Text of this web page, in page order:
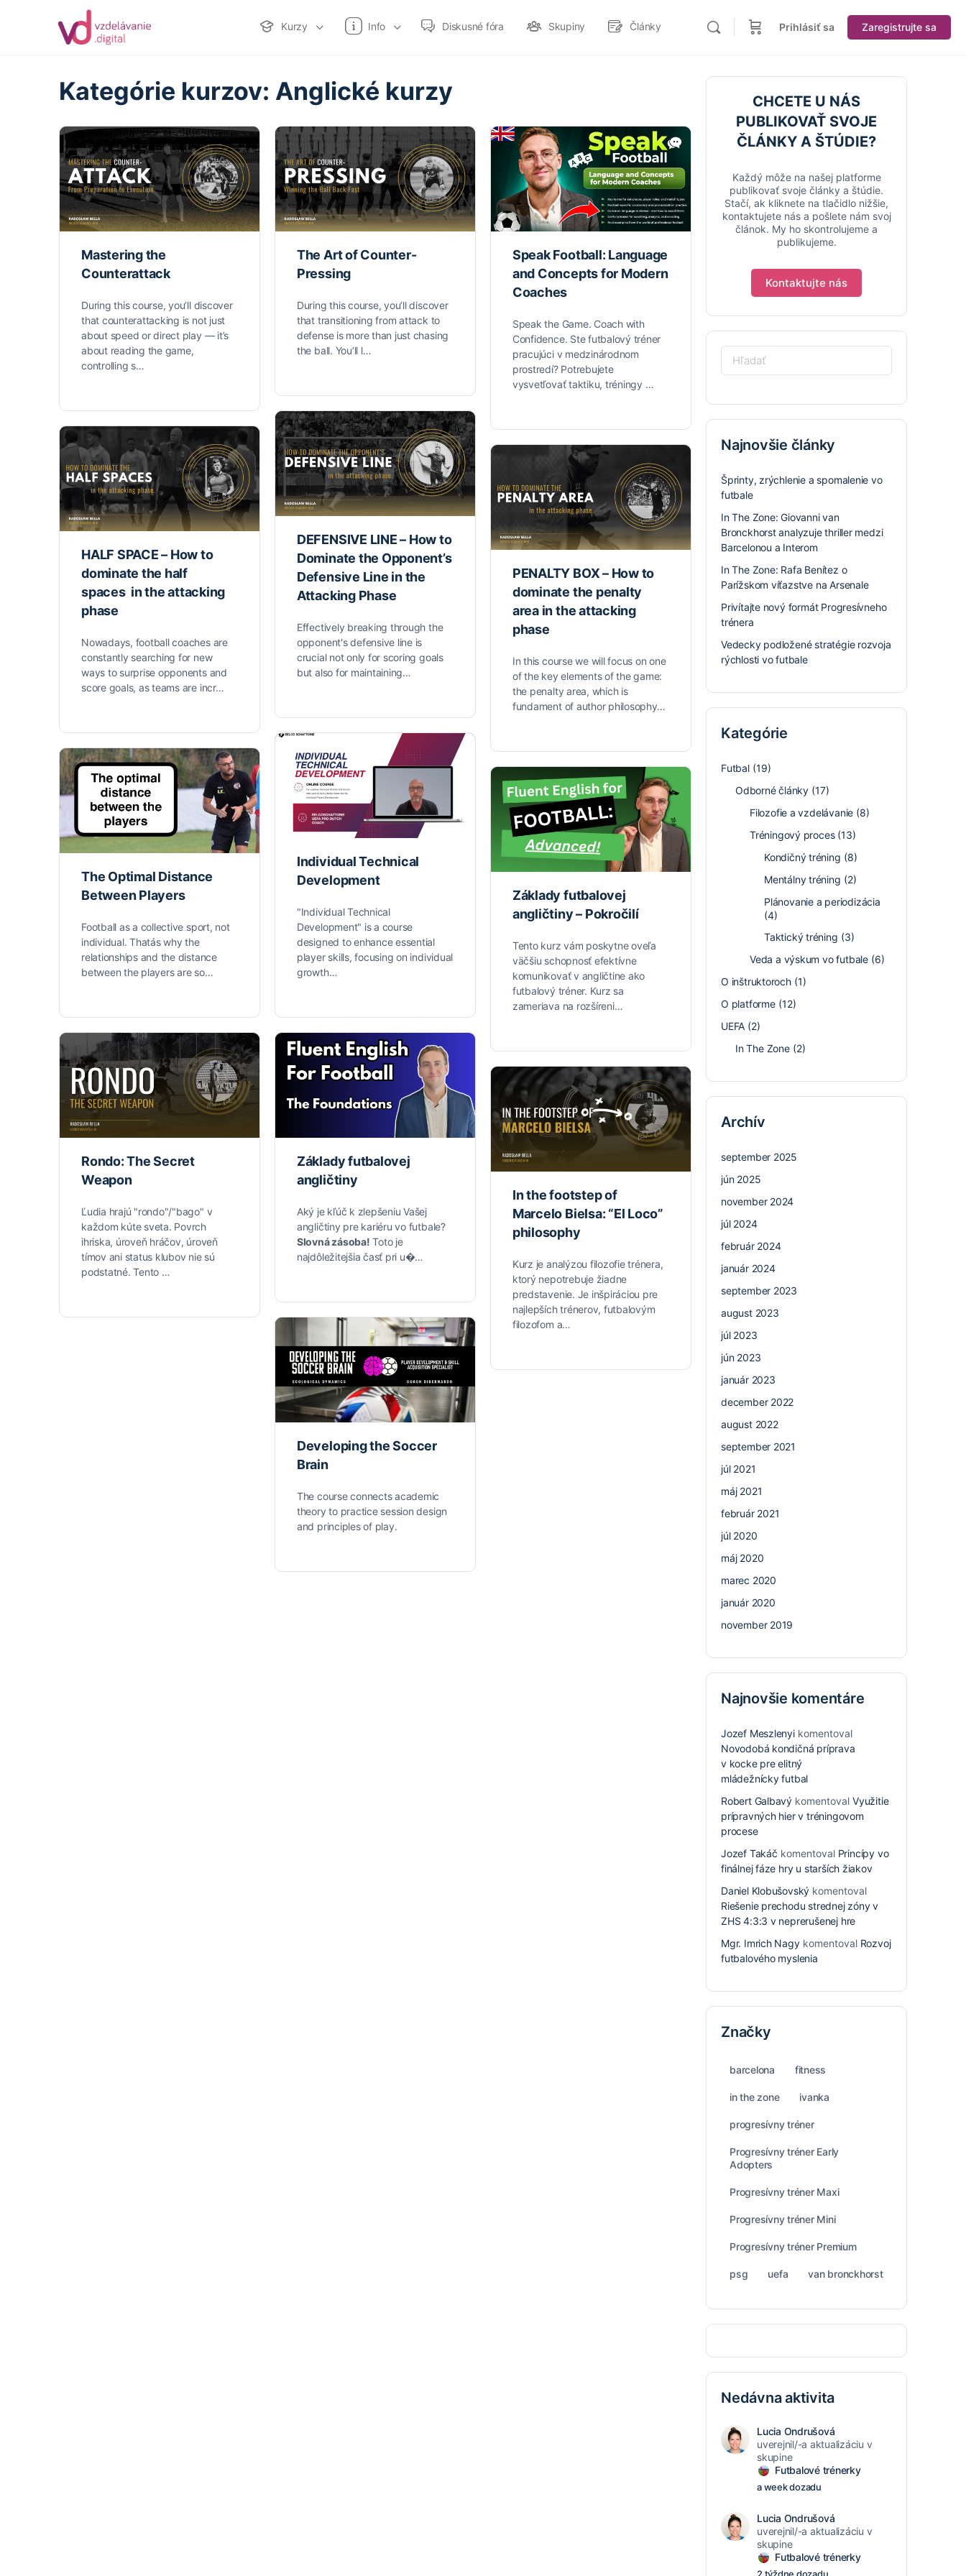
Kurzy Info Diskusné fóra Skupiny Články Prihlásiť sa Zaregistrujte sa
Kategórie kurzov: Anglické kurzy
Mastering the
Counterattack
During this course, you’ll discover
that counterattacking is not just
about speed or direct play — it’s
about reading the game,
controlling s…
The Art of Counter-
Pressing
During this course, you’ll discover
that transitioning from attack to
defense is more than just chasing
the ball. You’ll l…
Speak Football: Language
and Concepts for Modern
Coaches
Speak the Game. Coach with
Confidence. Ste futbalový tréner
pracujúci v medzinárodnom
prostredí? Potrebujete
vysvetľovať taktiku, tréningy …
DEFENSIVE LINE – How to
Dominate the Opponent’s
Defensive Line in the
Attacking Phase
Effectively breaking through the
opponent's defensive line is
crucial not only for scoring goals
but also for maintaining…
HALF SPACE – How to
dominate the half
spaces in the attacking
phase
Nowadays, football coaches are
constantly searching for new
ways to surprise opponents and
score goals, as teams are incr…
PENALTY BOX – How to
dominate the penalty
area in the attacking
phase
In this course we will focus on one
of the key elements of the game:
the penalty area, which is
fundament of author philosophy…
Individual Technical
Development
"Individual Technical
Development" is a course
designed to enhance essential
player skills, focusing on individual
growth…
The Optimal Distance
Between Players
Football as a collective sport, not
individual. Thatás why the
relationships and the distance
between the players are so…
Základy futbalovej
angličtiny – Pokročilí
Tento kurz vám poskytne oveľa
väčšiu schopnosť efektívne
komunikovať v angličtine ako
futbalový tréner. Kurz sa
zameriava na rozšíreni…
Rondo: The Secret
Weapon
Ľudia hrajú "rondo"/"bago" v
každom kúte sveta. Povrch
ihriska, úroveň hráčov, úroveň
tímov ani status klubov nie sú
podstatné. Tento …
Základy futbalovej
angličtiny
Aký je kľúč k zlepšeniu Vašej
angličtiny pre kariéru vo futbale?
Slovná zásoba! Toto je
najdôležitejšia časť pri u�…
In the footstep of
Marcelo Bielsa: “El Loco”
philosophy
Kurz je analýzou filozofie trénera,
ktorý nepotrebuje žiadne
predstavenie. Je inšpiráciou pre
najlepších trénerov, futbalovým
filozofom a…
Developing the Soccer
Brain
The course connects academic
theory to practice session design
and principles of play.
CHCETE U NÁS
PUBLIKOVAŤ SVOJE
ČLÁNKY A ŠTÚDIE?
Každý môže na našej platforme
publikovať svoje články a štúdie.
Stačí, ak kliknete na tlačidlo nižšie,
kontaktujete nás a pošlete nám svoj
článok. My ho skontrolujeme a
publikujeme.
Kontaktujte nás
Hľadať:
Najnovšie články
Šprinty, zrýchlenie a spomalenie vo
futbale
In The Zone: Giovanni van
Bronckhorst analyzuje thriller medzi
Barcelonou a Interom
In The Zone: Rafa Benítez o
Parížskom víťazstve na Arsenale
Privítajte nový formát Progresívneho
trénera
Vedecky podložené stratégie rozvoja
rýchlosti vo futbale
Kategórie
Futbal(19)
Odborné články (17)
Filozofie a vzdelávanie (8)
Tréningový proces(13)
Kondičný tréning (8)
Mentálny tréning (2)
Plánovanie a periodizácia
(4)
Taktický tréning (3)
Veda a výskum vo futbale(6)
O inštruktoroch(1)
O platforme(12)
UEFA (2)
In The Zone(2)
Archív
september 2025
jún 2025
november 2024
júl 2024
február 2024
január 2024
september 2023
august 2023
júl 2023
jún 2023
január 2023
december 2022
august 2022
september 2021
júl 2021
máj 2021
február 2021
júl 2020
máj 2020
marec 2020
január 2020
november 2019
Najnovšie komentáre
Jozef Meszlenyikomentoval
Novodobá kondičná príprava
v kocke pre elitný
mládežnícky futbal
Robert Galbavý komentovalVyužitie
prípravných hier v tréningovom
procese
Jozef Takáč komentoval Princípy vo
finálnej fáze hry u starších žiakov
Daniel Klobušovský komentoval
Riešenie prechodu strednej zóny v
ZHS 4:3:3 v neprerušenej hre
Mgr. Imrich Nagykomentoval Rozvoj
futbalového myslenia
Značky
barcelona fitness
in the zone ivanka
progresívny tréner
Progresívny tréner Early
Adopters
Progresívny tréner Maxi
Progresívny tréner Mini
Progresívny tréner Premium
psg uefa van bronckhorst
Nedávna aktivita
Lucia Ondrušová
uverejnil/-a aktualizáciu v
skupine
Futbalové trénerky
a week dozadu
Lucia Ondrušová
uverejnil/-a aktualizáciu v
skupine
Futbalové trénerky